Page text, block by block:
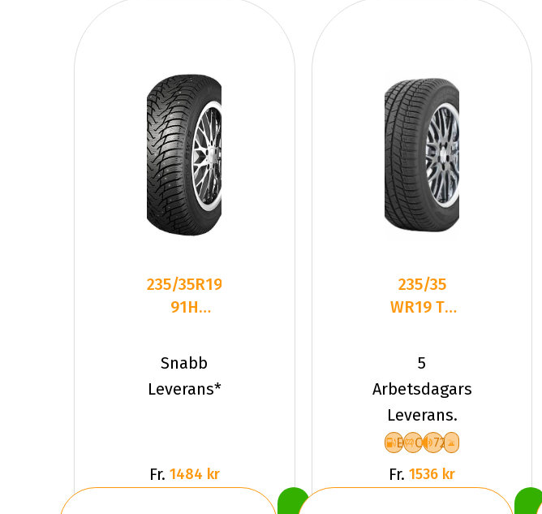
235/35R19
91H
SW-8 XL
Dubbat
2025
Snabb
Leverans*
Fr. 1484 kr
235/35
WR19 TL
SNOWPROX
S954
5
Arbetsdagars
Leverans.
E C 72
Fr. 1536 kr